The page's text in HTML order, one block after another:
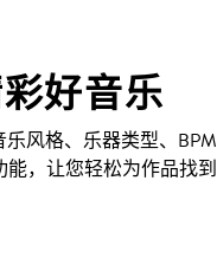
好音乐
风格、乐器类型、BPM
，让您轻松为作品找到